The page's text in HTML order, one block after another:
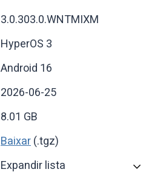
3.0.303.0.WNTMIXM
HyperOS 3
Android 16
2026-06-25
8.01 GB
Baixar (.tgz)
Expandir lista